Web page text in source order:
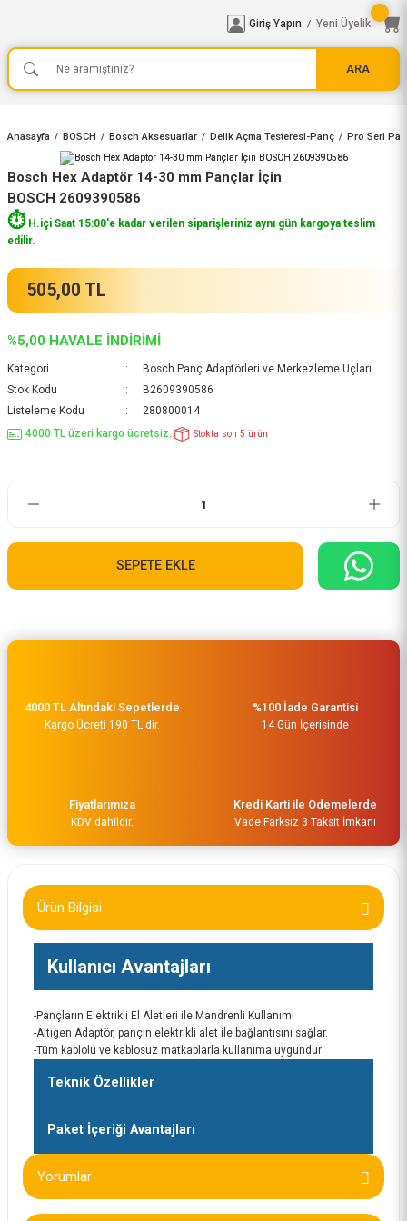
ARA
Giriş Yapın / Yeni Üyelik
Anasayfa BOSCH Bosch Aksesuarlar Delik Açma Testeresi-Panç Pro Seri
Bosch Hex Adaptör 14-30 mm Pançlar İçin
BOSCH 2609390586
⏱️H.içi Saat 15:00'e kadar verilen siparişleriniz aynı gün kargoya teslim
edilir.
505,00 TL
%5,00 HAVALE İNDİRİMİ
Kategori
Bosch Panç Adaptörleri ve Merkezleme Uçları
Stok Kodu
B2609390586
Listeleme Kodu
280800014
4000 TL üzeri kargo ücretsiz..
Stokta son 5 ürün
SEPETE EKLE
4000 TL Altındaki Sepetlerde
Kargo Ücreti 190 TL'dir.
%100 İade Garantisi
14 Gün İçerisinde
Fiyatlarımıza
KDV dahildir.
Kredi Karti ile Ödemelerde
Vade Farksız 3 Taksit İmkanı
Ürün Bilgisi
Kullanıcı Avantajları
-Pançların Elektrikli El Aletleri ile Mandrenli Kullanımı
-Altıgen Adaptör, pançın elektrikli alet ile bağlantısını sağlar.
-Tüm kablolu ve kablosuz matkaplarla kullanıma uygundur
Teknik Özellikler
Paket İçeriği Avantajları
Yorumlar